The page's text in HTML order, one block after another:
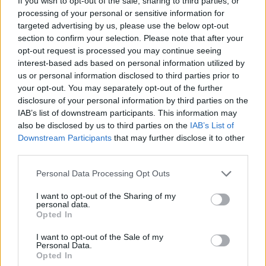
processing of your personal or sensitive information for
targeted advertising by us, please use the below opt-out
section to confirm your selection. Please note that after your
opt-out request is processed you may continue seeing
interest-based ads based on personal information utilized by
us or personal information disclosed to third parties prior to
your opt-out. You may separately opt-out of the further
disclosure of your personal information by third parties on the
IAB’s list of downstream participants. This information may
also be disclosed by us to third parties on the IAB’s List of
Downstream Participants that may further disclose it to other
Personal Data Processing Opt Outs
I want to opt-out of the Sharing of my
personal data.
Opted In
I want to opt-out of the Sale of my
Personal Data.
Opted In
véleményeteket kommentben, sőt a szaktanároktól is kérdezhettek.
Ha elsőként szeretnétek megkapni a megoldásokat, lájkoljátok
Facebook-oldalunkat . Az érettségirőlitt találjátok legfrissebb
cikkeinket
érettségi visszaszámláló
érettségi 2017
érettségi év
visszaszámláló
Hozzászólások
Mi a baj a 8 osztályos általános iskolával, és mi jöhet
helyette?